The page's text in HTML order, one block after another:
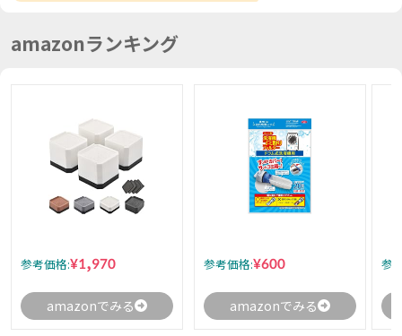
amazonランキング
参考価格:¥1,970
amazonでみる
参考価格:¥600
amazonでみる
参